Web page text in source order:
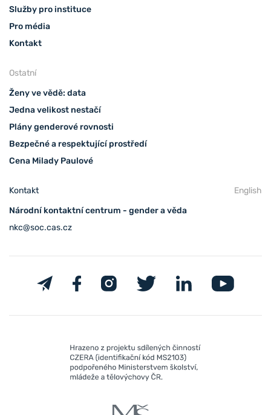
Služby pro instituce
Pro média
Kontakt
Ostatní
Ženy ve vědě: data
Jedna velikost nestačí
Plány genderové rovnosti
Bezpečné a respektující prostředí
Cena Milady Paulové
Kontakt
English
Národní kontaktní centrum - gender a věda
nkc@soc.cas.cz